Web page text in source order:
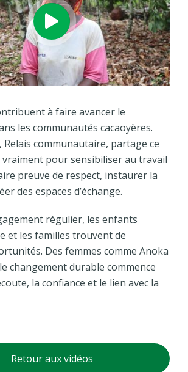
à faire avancer le
les communautés cacaoyères.
Relais communautaire, partage ce
pour sensibiliser au travail
preuve de respect, instaurer la
des espaces d’échange.
régulier, les enfants
et les familles trouvent de
Des femmes comme Anoka
changement durable commence
la confiance et le lien avec la
Retour aux vidéos